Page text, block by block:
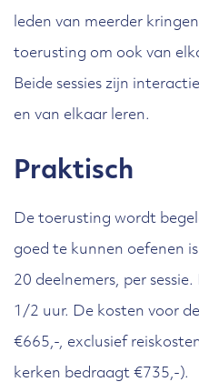
leden van meerder
toerusting om ook van
Beide sessies zijn
en van elkaar leren.
Praktisch
De toerusting wordt
goed te kunnen oefenen
20 deelnemers, per
1/2 uur. De kosten voor
€665,-, exclusief
kerken bedraagt €735,-).